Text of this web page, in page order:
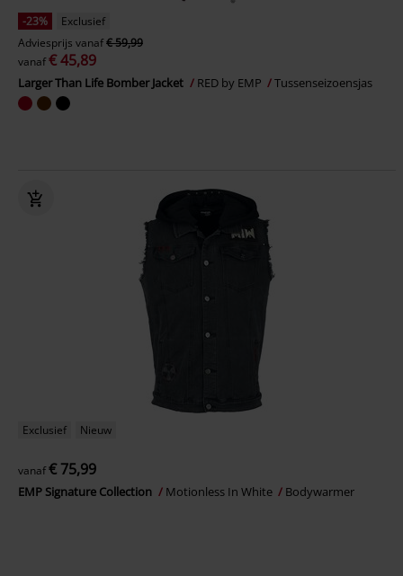
-23%
Exclusief
Adviesprijs vanaf€ 59,99
vanaf€ 45,89
Larger Than Life Bomber Jacket RED by EMP Tussenseizoensjas
Exclusief Nieuw
vanaf€ 75,99
EMP Signature Collection Motionless In White Bodywarmer